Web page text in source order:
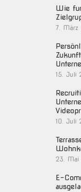
Wie
7. März
15. Juli
10. Juli
23. Mai
E-